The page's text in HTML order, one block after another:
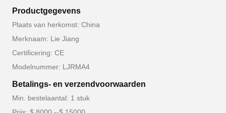
Productgegevens
Plaats van herkomst: China
Merknaam: Lie Jiang
Certificering: CE
Modelnummer: LJRMA4
Betalings- en verzendvoorwaarden
Min. bestelaantal: 1 stuk